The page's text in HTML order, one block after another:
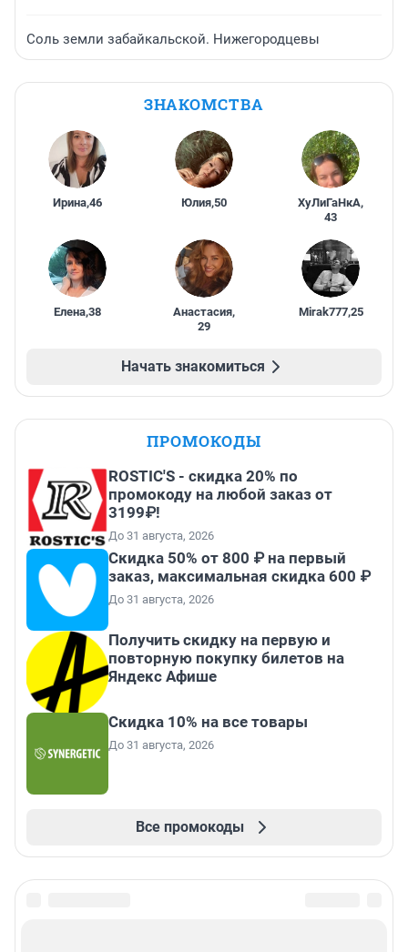
Соль земли забайкальской. Нижегородцевы
ЗНАКОМСТВА
Ирина,46 Юлия,50 ХуЛиГаНкА,
43
Елена,38 Анастасия,
29
Mirak777,25
Начать знакомиться
ПРОМОКОДЫ
ROSTIC'S - скидка 20% по
промокоду на любой заказ от
3199₽!
До 31 августа, 2026
Скидка 50% от 800 ₽ на первый
заказ, максимальная скидка 600 ₽
До 31 августа, 2026
Получить скидку на первую и
повторную покупку билетов на
Яндекс Афише
Скидка 10% на все товары
До 31 августа, 2026
Все промокоды